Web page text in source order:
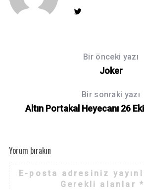
Bir önceki yazı
Joker
Bir sonraki yazı
Altın Portakal Heyecanı 26
Yorum bırakın
E-posta adresiniz
Gerekli alanlar*